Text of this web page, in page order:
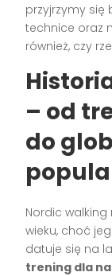
przyjrzymy się
technice oraz
również, czy
– od
do
Nordic walking
wieku, choć
datuje się na
trening dla